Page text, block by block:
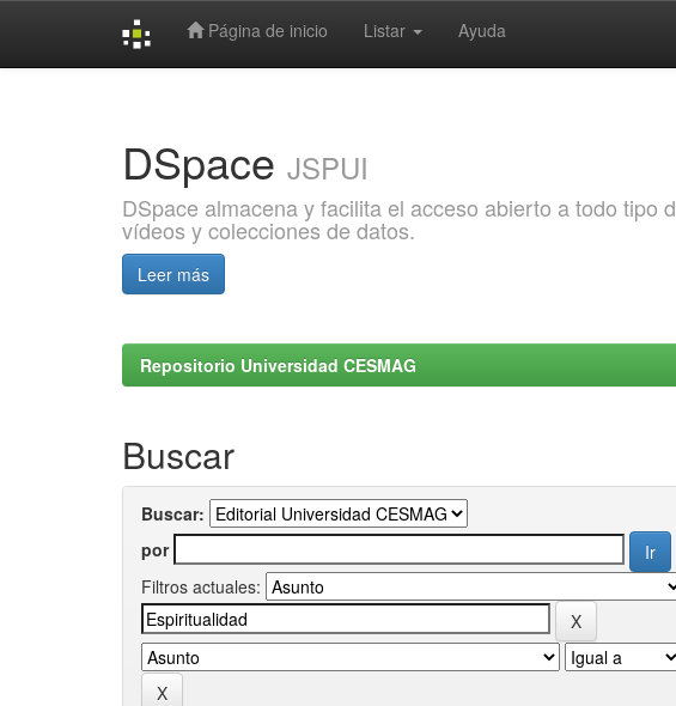
Página de inicio Listar Ayuda
DSpace JSPUI
DSpace almacena y facilita el acceso abierto a todo tipo
vídeos y colecciones de datos.
Leer más
Repositorio Universidad CESMAG
Buscar
Buscar:
por
Filtros actuales: